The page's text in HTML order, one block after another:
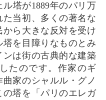
塔が1889年のパリ万
当初、多くの著名な
ら大きな反対を受け
を目障りなものとみ
は街の古典的な建築
たのです。作家のギ
家のシャルル・グノ
塔を「パリのエレガ